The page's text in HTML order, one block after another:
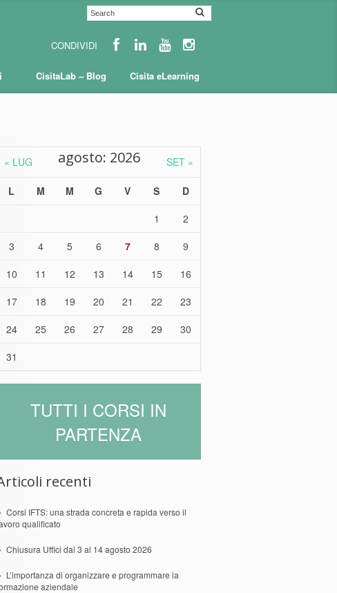
CisitaLab – Blog Cisita eLearning
« LUG SET »
agosto: 2026
L M M G V S
D
1
2
3
4 5 6 7 8
9
10
11 12 13 14 15
16
17
18 19 20 21 22
23
24
25 26 27 28 29
30
31
TUTTI I CORSI IN
PARTENZA
recenti
Corsi IFTS: una strada concreta e rapida verso il
qualificato
Chiusura Uffici dal 3 al 14 agosto 2026
L’importanza di organizzare e programmare la
aziendale